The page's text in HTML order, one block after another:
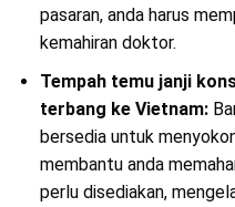
pasaran, anda harus
kemahiran doktor.
Tempah temu janji
terbang ke Vietnam:
bersedia untuk
membantu anda
perlu disediakan,